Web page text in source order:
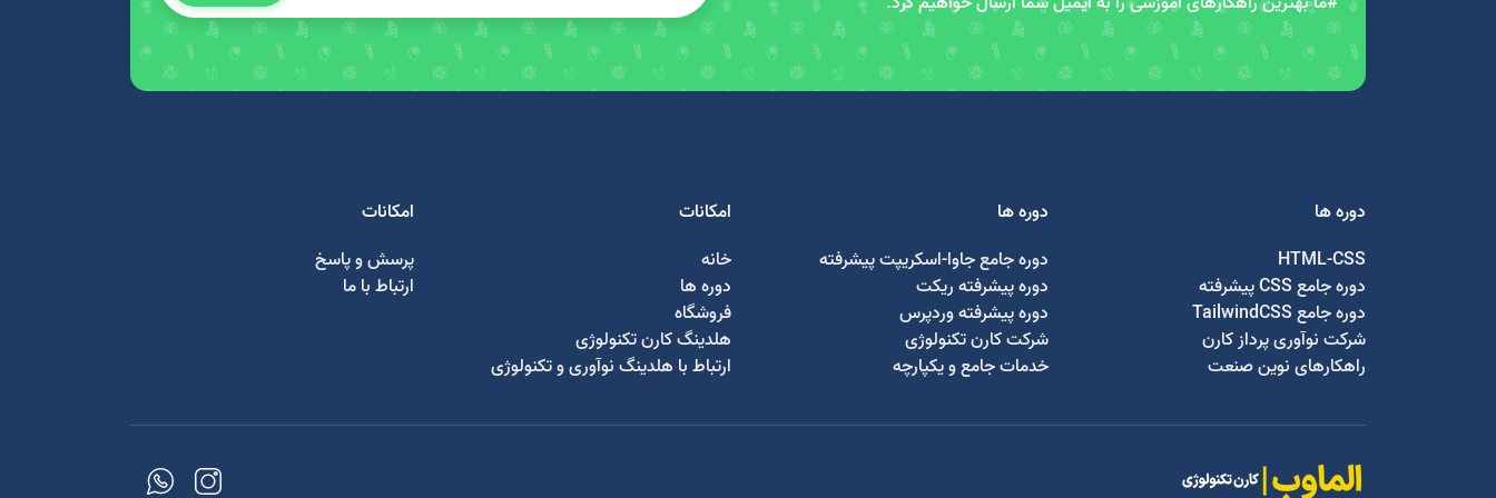
دوره ها
HTML-CSS
دوره جامع CSS پیشرفته
دوره جامع TailwindCSS
شرکت نوآوری پرداز کارن
راهکارهای نوین صنعت
دوره ها
دوره جامع جاوا-اسکریپت پیشرفته
دوره پیشرفته ریکت
دوره پیشرفته وردپرس
شرکت کارن تکنولوژی
خدمات جامع و یکپارچه
امکانات
خانه
دوره ها
فروشگاه
هلدینگ کارن تکنولوژی
ارتباط با هلدینگ نوآوری و تکنولوژی
امکانات
پرسش و پاسخ
ارتباط با ما